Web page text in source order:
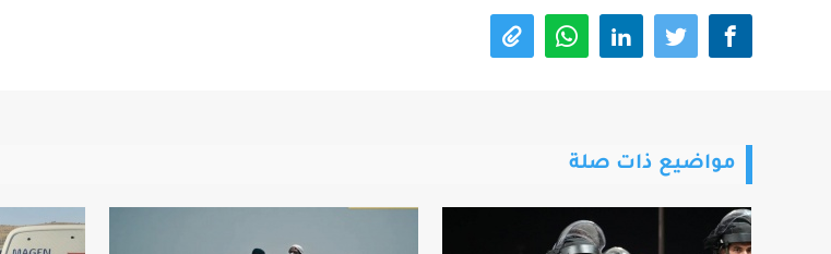
مواضيع ذات صلة